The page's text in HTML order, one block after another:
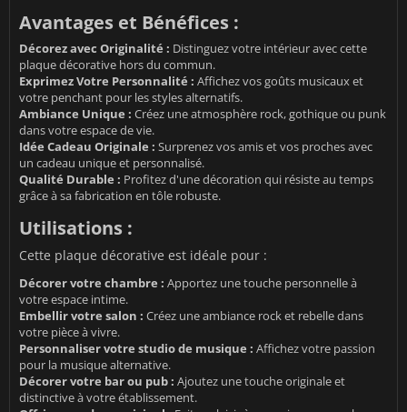
Avantages et Bénéfices :
Décorez avec Originalité : Distinguez votre intérieur avec cette
plaque décorative hors du commun.
Exprimez Votre Personnalité : Affichez vos goûts musicaux et
votre penchant pour les styles alternatifs.
Ambiance Unique : Créez une atmosphère rock, gothique ou punk
dans votre espace de vie.
Idée Cadeau Originale : Surprenez vos amis et vos proches avec
un cadeau unique et personnalisé.
Qualité Durable : Profitez d'une décoration qui résiste au temps
grâce à sa fabrication en tôle robuste.
Utilisations :
Cette plaque décorative est idéale pour :
Décorer votre chambre : Apportez une touche personnelle à
votre espace intime.
Embellir votre salon : Créez une ambiance rock et rebelle dans
votre pièce à vivre.
Personnaliser votre studio de musique : Affichez votre passion
pour la musique alternative.
Décorer votre bar ou pub : Ajoutez une touche originale et
distinctive à votre établissement.